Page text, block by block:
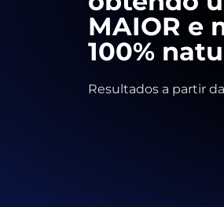
MAIOR e
100%
Resultados a partir